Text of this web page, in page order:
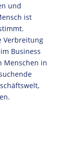
und
ist
Verbreitung
Business
Menschen in